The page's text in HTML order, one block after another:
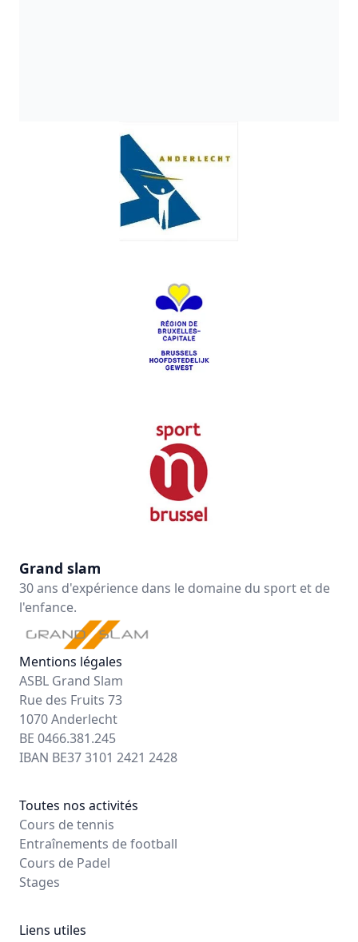
Grand slam
30 ans d'expérience dans le domaine du sport et de
l'enfance.
Mentions légales
ASBL Grand Slam
Rue des Fruits 73
1070 Anderlecht
BE 0466.381.245
IBAN BE37 3101 2421 2428
Toutes nos activités
Cours de tennis
Entraînements de football
Cours de Padel
Stages
Liens utiles